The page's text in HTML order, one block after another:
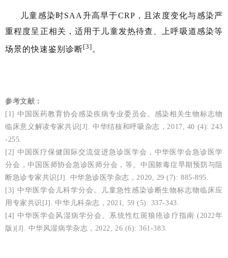
儿童感染时SAA升高早于CRP，且浓度变化与感染严
重程度呈正相关，适用于儿童发热待查、上呼吸道感染等
场景的快速鉴别诊断[3] 。
参考文献：
[1] 中国医药教育协会感染疾病专业委员会。感染相关生物标志物
临床意义解读专家共识[J]. 中华结核和呼吸杂志，2017, 40 (4): 243
-255.
[2] 中国医疗保健国际交流促进急诊医学会，中华医学会急诊医学
分会，中国医师协会急诊医师分会，等。中国脓毒症早期预防与阻
断急诊专家共识[J]. 中华急诊医学杂志，2020, 29 (7): 885-895.
[3] 中华医学会儿科学分会。儿童急性感染诊断生物标志物临床应
用专家共识[J]. 中华儿科杂志，2021, 59 (5): 337-343.
[4] 中华医学会风湿病学分会。系统性红斑狼疮诊疗指南 (2022年
版)[J]. 中华风湿病学杂志，2022, 26 (6): 361-383.